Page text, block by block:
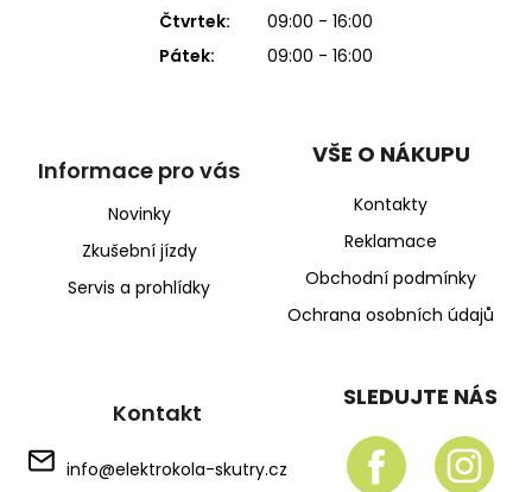
Čtvrtek:
09:00 - 16:00
Pátek:
09:00 - 16:00
Informace pro vás
Novinky
Zkušební jízdy
Servis a prohlídky
VŠE O NÁKUPU
Kontakty
Reklamace
Obchodní podmínky
Ochrana osobních údajů
Kontakt
info@elektrokola-skutry.cz
SLEDUJTE NÁS